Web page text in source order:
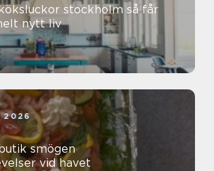
stockholm så får
nytt liv
smögen
vid havet